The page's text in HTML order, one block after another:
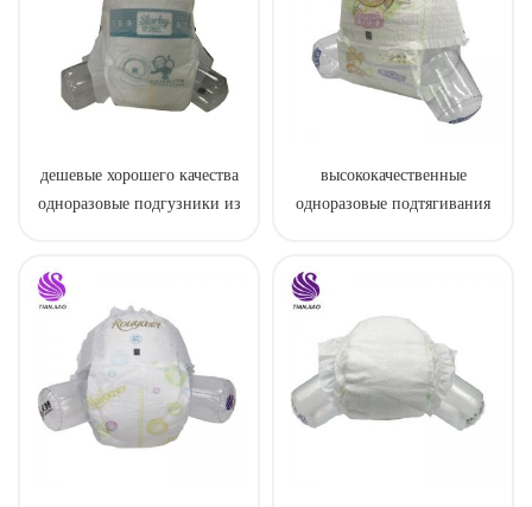
дешевые хорошего качества
одноразовые подгузники из
высококачественные
одноразовые подтягивания